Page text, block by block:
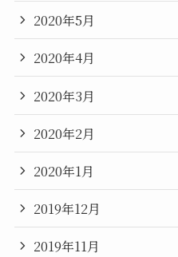
2020年5月
2020年4月
2020年3月
2020年2月
2020年1月
2019年12月
2019年11月